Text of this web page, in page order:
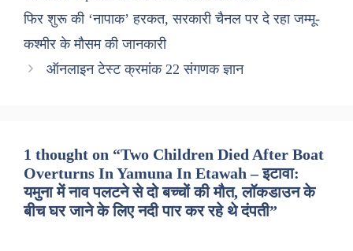
फिर शुरू की ‘नापाक’ हरकत, सरकारी चैनल पर दे रहा जम्मू-
कश्मीर के मौसम की जानकारी
ऑनलाइन टेस्ट क्रमांक 22 संगणक ज्ञान
1 thought on “Two Children Died After Boat
Overturns In Yamuna In Etawah – इटावा:
यमुना में नाव पलटने से दो बच्चों की मौत, लॉकडाउन के
बीच घर जाने के लिए नदी पार कर रहे थे दंपती”